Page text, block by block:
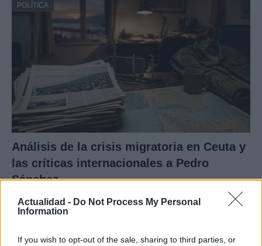
Actualidad - Do Not Process My Personal
Information
If you wish to opt-out of the sale, sharing to third parties, or
POLÍTICA
Análisis de la crisis migratoria en Ceuta y
las críticas internacionales a Pedro
Sánchez
La crisis migratoria en Ceuta ha generado fuertes…
POLÍTICA